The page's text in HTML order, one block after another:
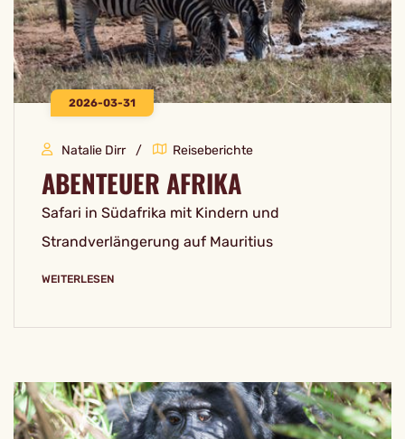
2026-03-31
Natalie Dirr Reiseberichte
ABENTEUER AFRIKA
Safari in Südafrika mit Kindern und
Strandverlängerung auf Mauritius
WEITERLESEN